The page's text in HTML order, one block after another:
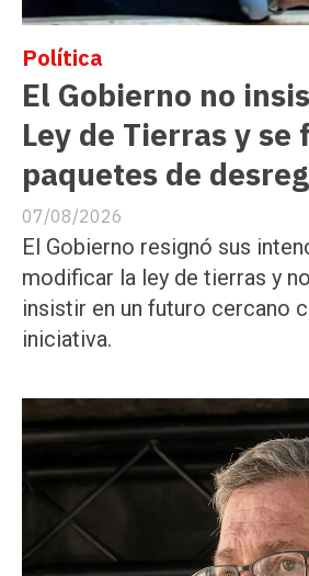
El Gobierno no
Ley de Tierras y se
paquetes de
Política
07/08/2026
El Gobierno resignó sus
modificar la ley de tierras y
insistir en un futuro cercano
iniciativa.